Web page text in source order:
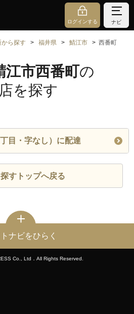
ログインする ナビ
から探す 福井県 鯖江市 西番町
江市西番町の
を探す
目・字なし）に配達
すトップへ戻る
ナビをひらく
Co., Ltd．All Rights Reserved.